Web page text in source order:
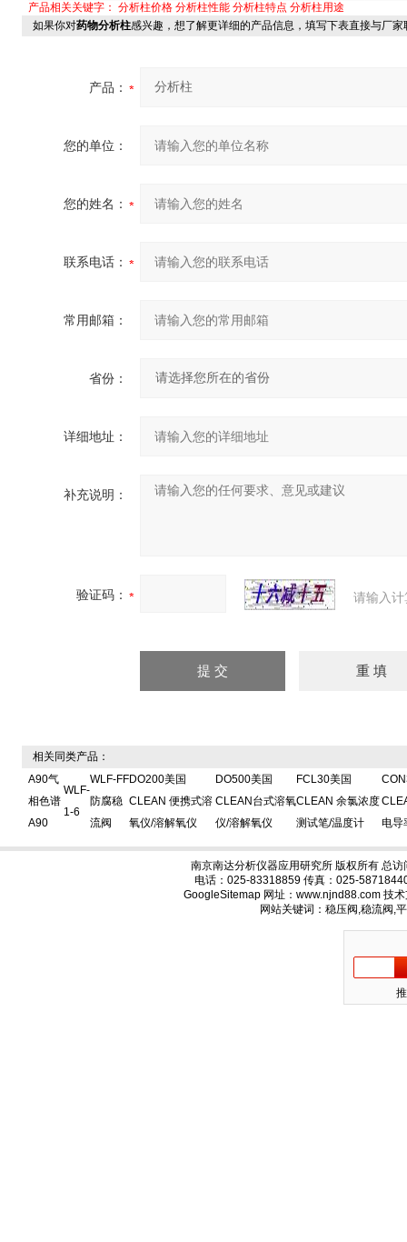
产品相关关键字： 分析柱价格 分析柱性能 分析柱特点 分析柱用途
如果你对药物分析柱感兴趣，想了解更详细的产品信息，填写下表直接与厂家
产品：
您的单位：
您的姓名：
联系电话：
常用邮箱：
省份：
详细地址：
补充说明：
验证码： 请输入
相关同类产品：
A90气
相色谱
A90
WLF-
1-6
WLF-FF
防腐稳
流阀
DO200美国
CLEAN 便携式溶
氧仪/溶解氧仪
DO500美国
CLEAN台式溶氧
仪/溶解氧仪
FCL30美国
CLEAN 余氯浓度
测试笔/温度计
电导
南京南达分析仪器应用研究所 版权所有 总访
电话：025-83318859 传真：025-
GoogleSitemap 网址：www.njnd88.com 技
网站关键词：稳压阀,稳流阀,